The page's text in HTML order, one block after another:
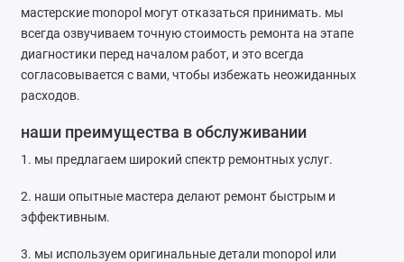
мастерские monopol могут отказаться принимать. мы
всегда озвучиваем точную стоимость ремонта на этапе
диагностики перед началом работ, и это всегда
согласовывается с вами, чтобы избежать неожиданных
расходов.
наши преимущества в обслуживании
1. мы предлагаем широкий спектр ремонтных услуг.
2. наши опытные мастера делают ремонт быстрым и
эффективным.
3. мы используем оригинальные детали monopol или